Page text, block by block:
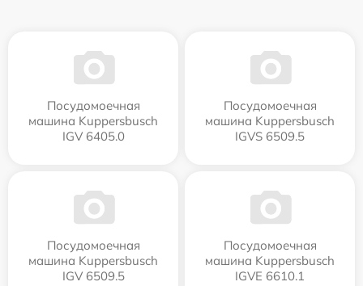
Посудомоечная
машина Kuppersbusch
IGV 6405.0
Посудомоечная
машина Kuppersbusch
IGVS 6509.5
Посудомоечная
машина Kuppersbusch
IGV 6509.5
Посудомоечная
машина Kuppersbusch
IGVE 6610.1